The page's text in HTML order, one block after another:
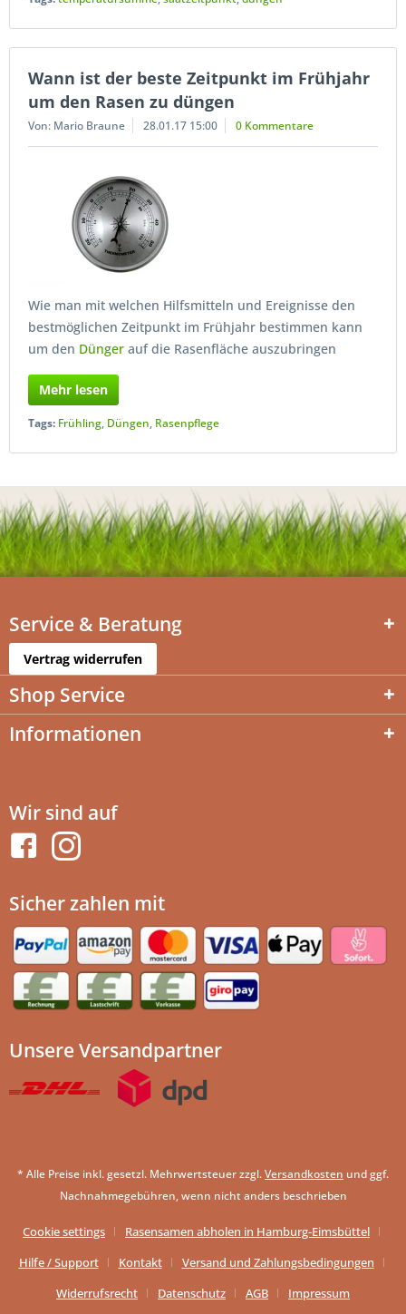
Wann ist der beste Zeitpunkt im Frühjahr
um den Rasen zu düngen
Von: Mario Braune 28.01.17 15:00 0 Kommentare
Wie man mit welchen Hilfsmitteln und Ereignisse den
bestmöglichen Zeitpunkt im Frühjahr bestimmen kann
um den Dünger auf die Rasenfläche auszubringen
Mehr lesen
Tags: Frühling, Düngen, Rasenpflege
Service & Beratung
Vertrag widerrufen
Shop Service
Informationen
Wir sind auf
Sicher zahlen mit
Unsere Versandpartner
* Alle Preise inkl. gesetzl. Mehrwertsteuer zzgl.Versandkosten und ggf.
Nachnahmegebühren, wenn nicht anders beschrieben
Cookie settings
Rasensamen abholen in Hamburg-Eimsbüttel
Hilfe / Support
Kontakt
Versand und Zahlungsbedingungen
Widerrufsrecht
Datenschutz AGB Impressum